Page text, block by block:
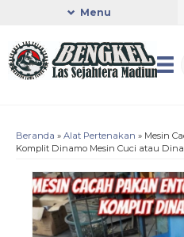
Menu
Beranda » Alat Pertenakan » Mesin
Komplit Dinamo Mesin Cuci atau